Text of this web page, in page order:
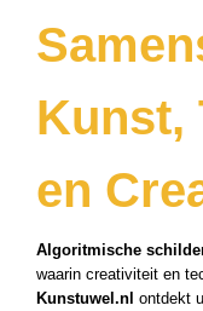
Kunst,
en
Algoritmische
waarin creativiteit en
Kunstuwel.nl ontdekt